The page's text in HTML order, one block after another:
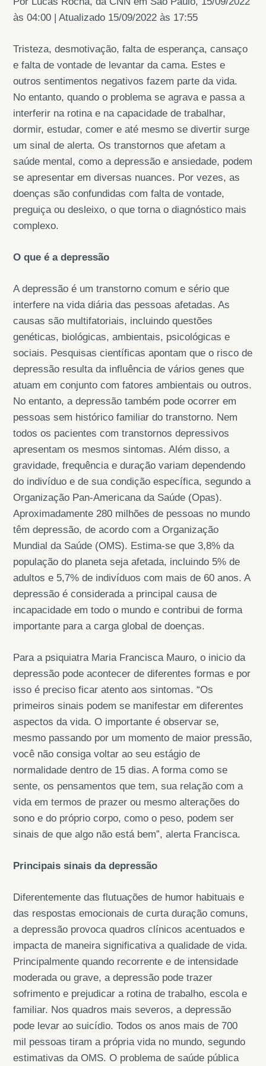
às 04:00 | Atualizado 15/09/2022 às 17:55
Tristeza, desmotivação, falta de esperança, cansaço
e falta de vontade de levantar da cama. Estes e
outros sentimentos negativos fazem parte da vida.
No entanto, quando o problema se agrava e passa a
interferir na rotina e na capacidade de trabalhar,
dormir, estudar, comer e até mesmo se divertir surge
um sinal de alerta. Os transtornos que afetam a
saúde mental, como a depressão e ansiedade, podem
se apresentar em diversas nuances. Por vezes, as
doenças são confundidas com falta de vontade,
preguiça ou desleixo, o que torna o diagnóstico mais
complexo.
O que é a depressão
A depressão é um transtorno comum e sério que
interfere na vida diária das pessoas afetadas. As
causas são multifatoriais, incluindo questões
genéticas, biológicas, ambientais, psicológicas e
sociais. Pesquisas científicas apontam que o risco de
depressão resulta da influência de vários genes que
atuam em conjunto com fatores ambientais ou outros.
No entanto, a depressão também pode ocorrer em
pessoas sem histórico familiar do transtorno. Nem
todos os pacientes com transtornos depressivos
apresentam os mesmos sintomas. Além disso, a
gravidade, frequência e duração variam dependendo
do indivíduo e de sua condição específica, segundo a
Organização Pan-Americana da Saúde (Opas).
Aproximadamente 280 milhões de pessoas no mundo
têm depressão, de acordo com a Organização
Mundial da Saúde (OMS). Estima-se que 3,8% da
população do planeta seja afetada, incluindo 5% de
adultos e 5,7% de indivíduos com mais de 60 anos. A
depressão é considerada a principal causa de
incapacidade em todo o mundo e contribui de forma
importante para a carga global de doenças.
Para a psiquiatra Maria Francisca Mauro, o inicio da
depressão pode acontecer de diferentes formas e por
isso é preciso ficar atento aos sintomas. “Os
primeiros sinais podem se manifestar em diferentes
aspectos da vida. O importante é observar se,
mesmo passando por um momento de maior pressão,
você não consiga voltar ao seu estágio de
normalidade dentro de 15 dias. A forma como se
sente, os pensamentos que tem, sua relação com a
vida em termos de prazer ou mesmo alterações do
sono e do próprio corpo, como o peso, podem ser
sinais de que algo não está bem”, alerta Francisca.
Principais sinais da depressão
Diferentemente das flutuações de humor habituais e
das respostas emocionais de curta duração comuns,
a depressão provoca quadros clínicos acentuados e
impacta de maneira significativa a qualidade de vida.
Principalmente quando recorrente e de intensidade
moderada ou grave, a depressão pode trazer
sofrimento e prejudicar a rotina de trabalho, escola e
familiar. Nos quadros mais severos, a depressão
pode levar ao suicídio. Todos os anos mais de 700
mil pessoas tiram a própria vida no mundo, segundo
estimativas da OMS. O problema de saúde pública